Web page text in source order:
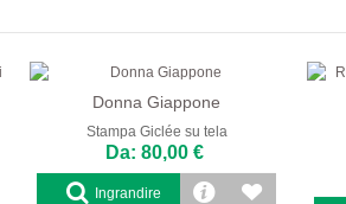
Donna Giappone
Stampa Giclée su tela
Da: 80,00 €
Ingrandire